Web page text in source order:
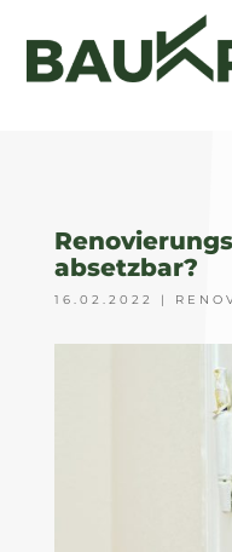
absetzbar?
16.02.2022 |